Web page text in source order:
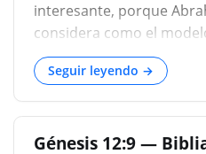
interesante, porque
considera como el
Testamento, el modelo
y confió en Dios. Él es el
hombre que cree. Y
leemos sobre la fe y las
pensamos: "Pero soy tan
Seguir leyendo →
Génesis 12:9 —